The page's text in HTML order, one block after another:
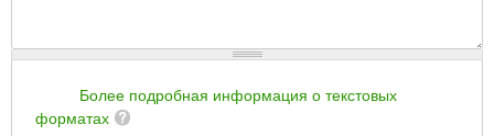
Более подробная информация о текстовых
форматах